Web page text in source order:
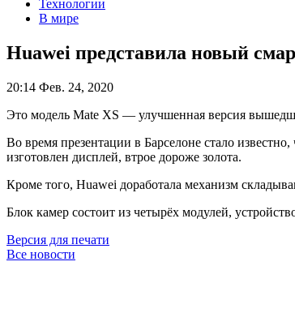
Технологии
В мире
Huawei представила новый
20:14 Фев. 24, 2020
Это модель Mate XS — улучшенная версия
Во время презентации в Барселоне стало
изготовлен дисплей, втрое дороже золота.
Кроме того, Huawei доработала механизм
Блок камер состоит из четырёх модулей,
Версия для печати
Все новости